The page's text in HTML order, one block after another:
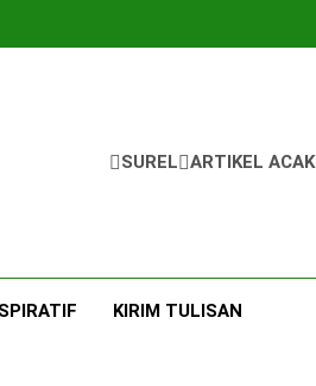
SUREL ARTIKEL ACAK
KIRIM TULISAN